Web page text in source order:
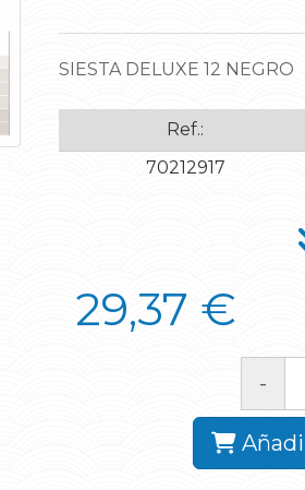
SIESTA DELUXE 12 NEGRO
Ref.:
70212917
29,37 €
-